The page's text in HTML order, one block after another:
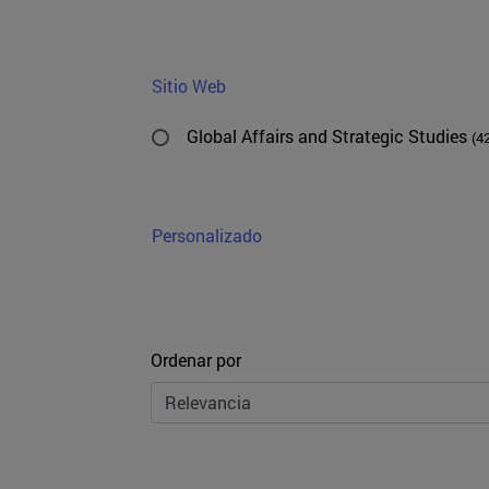
Sitio Web
Global Affairs and Strategic Studies
Personalizado
Ordenar
Ordenar por